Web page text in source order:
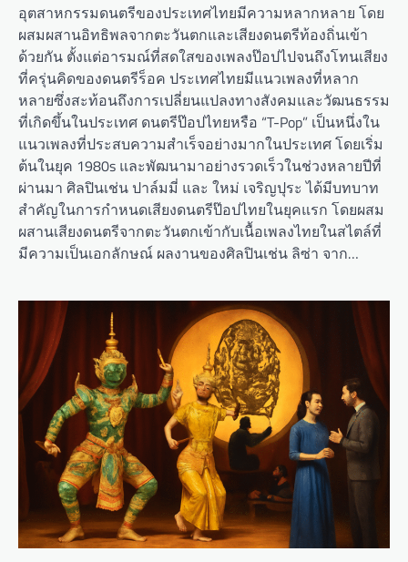
อุตสาหกรรมดนตรีของประเทศไทยมีความหลากหลาย โดย
ผสมผสานอิทธิพลจากตะวันตกและเสียงดนตรีท้องถิ่นเข้า
ด้วยกัน ตั้งแต่อารมณ์ที่สดใสของเพลงป๊อปไปจนถึงโทนเสียง
ที่ครุ่นคิดของดนตรีร็อค ประเทศไทยมีแนวเพลงที่หลาก
หลายซึ่งสะท้อนถึงการเปลี่ยนแปลงทางสังคมและวัฒนธรรม
ที่เกิดขึ้นในประเทศ ดนตรีป๊อปไทยหรือ “T-Pop” เป็นหนึ่งใน
แนวเพลงที่ประสบความสำเร็จอย่างมากในประเทศ โดยเริ่ม
ต้นในยุค 1980s และพัฒนามาอย่างรวดเร็วในช่วงหลายปีที่
ผ่านมา ศิลปินเช่น ปาล์มมี่ และ ใหม่ เจริญปุระ ได้มีบทบาท
สำคัญในการกำหนดเสียงดนตรีป๊อปไทยในยุคแรก โดยผสม
ผสานเสียงดนตรีจากตะวันตกเข้ากับเนื้อเพลงไทยในสไตล์ที่
มีความเป็นเอกลักษณ์ ผลงานของศิลปินเช่น ลิซ่า จาก…